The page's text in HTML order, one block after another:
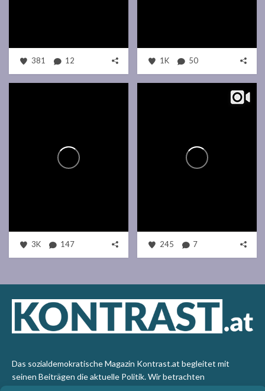
381 12 1K 50
3K 147 245 7
Das sozialdemokratische Magazin Kontrast.at begleitet mit
seinen Beiträgen die aktuelle Politik. Wir betrachten